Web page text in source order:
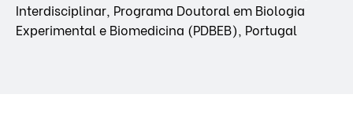
Interdisciplinar, Programa Doutoral em Biologia
Experimental e Biomedicina (PDBEB), Portugal